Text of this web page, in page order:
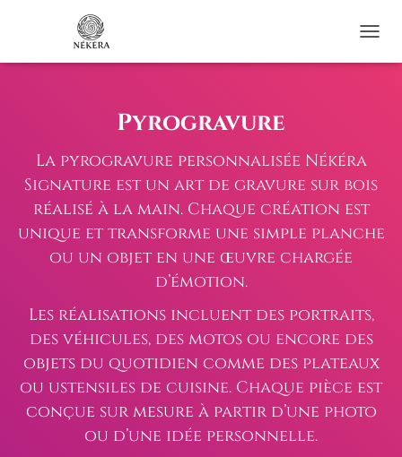
Pyrogravure
La pyrogravure personnalisée Nékéra
Signature est un art de gravure sur bois
réalisé à la main. Chaque création est
unique et transforme une simple planche
ou un objet en une œuvre chargée
d’émotion.
Les réalisations incluent des portraits,
des véhicules, des motos ou encore des
objets du quotidien comme des plateaux
ou ustensiles de cuisine. Chaque pièce est
conçue sur mesure à partir d’une photo
ou d’une idée personnelle.